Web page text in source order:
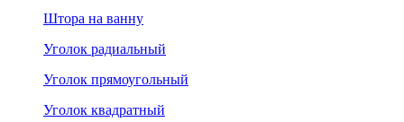
Штора на ванну
Уголок радиальный
Уголок прямоугольный
Уголок квадратный